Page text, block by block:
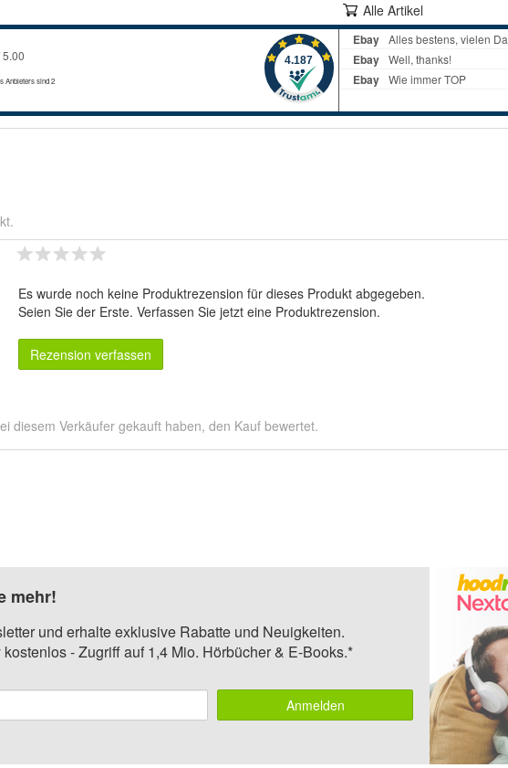
Alle Artikel
Es wurde noch keine Produktrezension für dieses Produkt abgegeben.
Seien Sie der Erste. Verfassen Sie jetzt eine Produktrezension.
Rezension verfassen
diesem Verkäufer gekauft haben, den Kauf bewertet.
mehr!
und erhalte exklusive Rabatte und Neuigkeiten.
- Zugriff auf 1,4 Mio. Hörbücher & E-Books.*
Anmelden